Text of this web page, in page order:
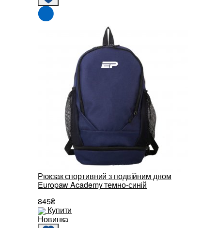
Рюкзак спортивний з подвійним дном
Europaw Academy темно-синій
845₴
Купити
Новинка